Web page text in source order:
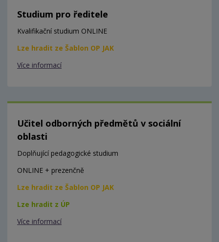
Studium pro ředitele
Kvalifikační studium ONLINE
Lze hradit ze Šablon OP JAK
Více informací
Učitel odborných předmětů v sociální
oblasti
Doplňující pedagogické studium
ONLINE + prezenčně
Lze hradit ze Šablon OP JAK
Lze hradit z ÚP
Více informací